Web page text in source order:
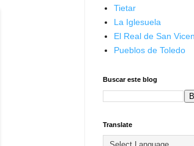
Tietar
La Iglesuela
El Real de San
Pueblos de Toledo
Buscar este blog
Translate